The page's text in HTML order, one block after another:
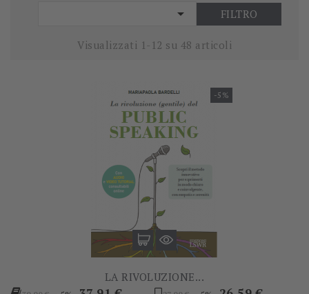
 FILTRO
Visualizzati 1-12 su 48 articoli
-5%
LA RIVOLUZIONE...